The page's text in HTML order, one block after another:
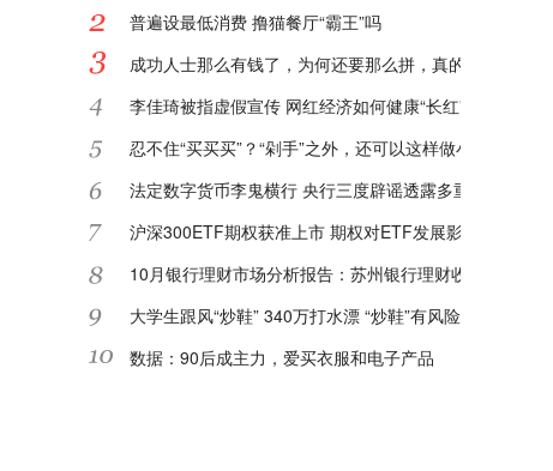
普遍设最低消费 撸猫餐厅“霸王”吗
成功人士那么有钱了，为何还要那么拼，真的对钱那么
李佳琦被指虚假宣传 网红经济如何健康“长红”?
忍不住“买买买”？“剁手”之外，还可以这样做小额理财
法定数字货币李鬼横行 央行三度辟谣透露多重信息
沪深300ETF期权获准上市 期权对ETF发展影响深远
10月银行理财市场分析报告：苏州银行理财收益率进入
大学生跟风“炒鞋” 340万打水漂 “炒鞋”有风险该如何防范
数据：90后成主力，爱买衣服和电子产品